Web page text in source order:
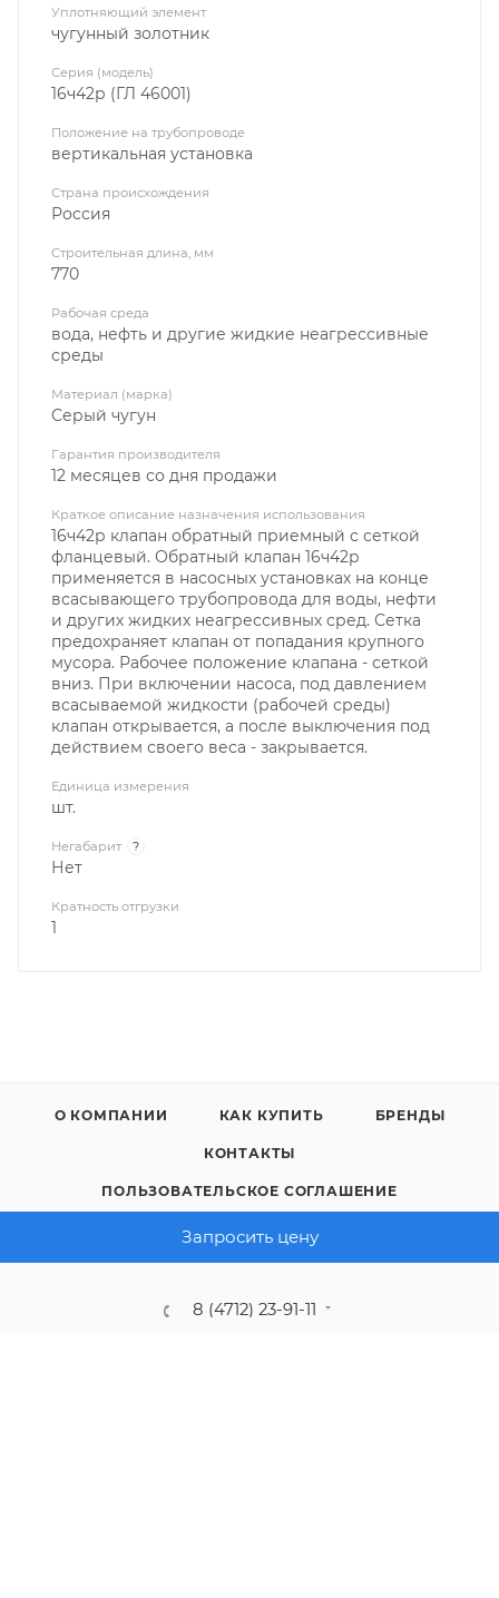
Запросить цену
Уплотняющий элемент
чугунный золотник
Серия (модель)
16ч42р (ГЛ 46001)
Положение на трубопроводе
вертикальная установка
Страна происхождения
Россия
Строительная длина, мм
770
Рабочая среда
вода, нефть и другие жидкие неагрессивные
среды
Материал (марка)
Серый чугун
Гарантия производителя
12 месяцев со дня продажи
Краткое описание назначения использования
16ч42р клапан обратный приемный с сеткой
фланцевый. Обратный клапан 16ч42р
применяется в насосных установках на конце
всасывающего трубопровода для воды, нефти
и других жидких неагрессивных сред. Сетка
предохраняет клапан от попадания крупного
мусора. Рабочее положение клапана - сеткой
вниз. При включении насоса, под давлением
всасываемой жидкости (рабочей среды)
клапан открывается, а после выключения под
действием своего веса - закрывается.
Единица измерения
шт.
Негабарит ?
Нет
Кратность отгрузки
1
О КОМПАНИИ КАК КУПИТЬ БРЕНДЫ
КОНТАКТЫ
ПОЛЬЗОВАТЕЛЬСКОЕ СОГЛАШЕНИЕ
ПОЛИТИКА КОНФИДЕНЦИАЛЬНОСТИ
8 (4712) 23-91-11